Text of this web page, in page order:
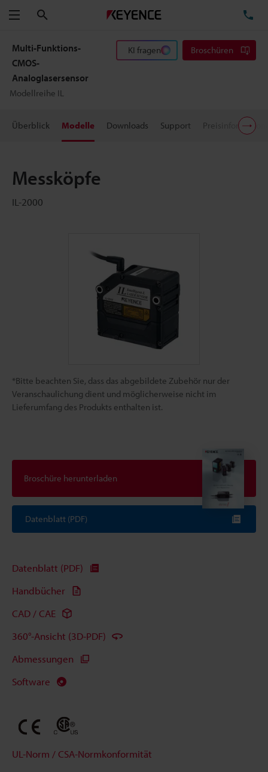
Menü
Multi-Funktions-
CMOS-
Analoglasersensor
Modellreihe IL
KI fragen Broschüren
Überblick Modelle Downloads Support
Messköpfe
IL-2000
*Bitte beachten Sie, dass das abgebildete Zubehör nur der
Veranschaulichung dient und möglicherweise nicht im
Lieferumfang des Produkts enthalten ist.
Broschüre herunterladen
Datenblatt (PDF)
Datenblatt (PDF)
Handbücher
CAD / CAE
360°-Ansicht (3D-PDF)
Abmessungen
Software
UL-Norm / CSA-Normkonformität